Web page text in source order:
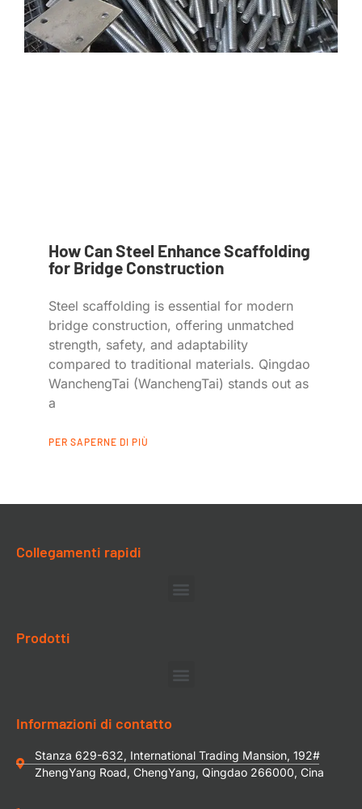
How Can Steel Enhance Scaffolding
for Bridge Construction
Steel scaffolding is essential for modern
bridge construction, offering unmatched
strength, safety, and adaptability
compared to traditional materials. Qingdao
WanchengTai (WanchengTai) stands out as
a
PER SAPERNE DI PIÙ
Collegamenti rapidi
Prodotti
Informazioni di contatto
Stanza 629-632, International Trading Mansion, 192#
ZhengYang Road, ChengYang, Qingdao 266000, Cina